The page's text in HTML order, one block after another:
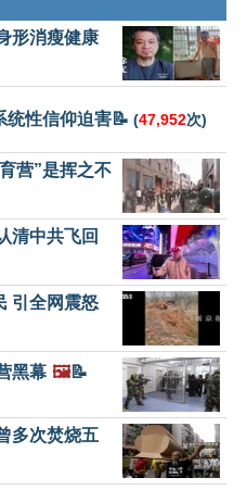
形消瘦健康
统性信仰迫害📝 (47,952次)
营”是挥之不
清中共飞回
引全网震怒
黑幕 🖼️📝
多次焚烧五